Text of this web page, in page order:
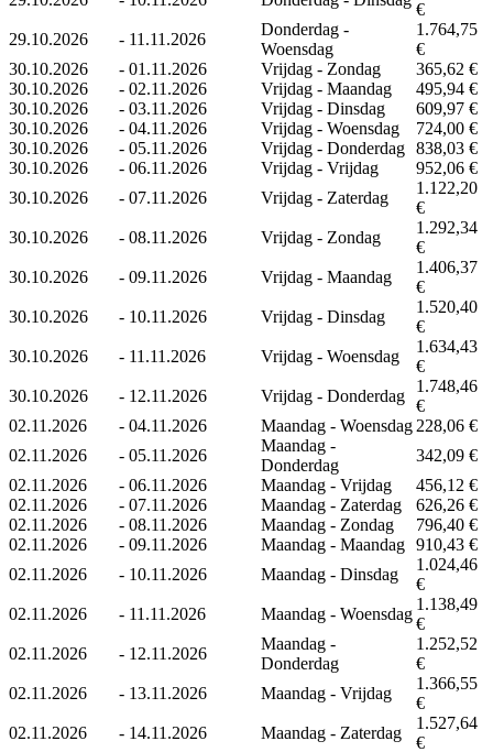
€
29.10.2026
- 11.11.2026
Donderdag -
Woensdag
1.764,75
€
30.10.2026
- 01.11.2026 Vrijdag - Zondag
365,62 €
30.10.2026
- 02.11.2026 Vrijdag - Maandag
495,94 €
30.10.2026
- 03.11.2026 Vrijdag - Dinsdag
609,97 €
30.10.2026
- 04.11.2026 Vrijdag - Woensdag
724,00 €
30.10.2026
- 05.11.2026 Vrijdag - Donderdag 838,03 €
30.10.2026
- 06.11.2026 Vrijdag - Vrijdag
952,06 €
30.10.2026
- 07.11.2026 Vrijdag - Zaterdag
1.122,20
€
30.10.2026
- 08.11.2026 Vrijdag - Zondag
1.292,34
€
30.10.2026
- 09.11.2026 Vrijdag - Maandag
1.406,37
€
30.10.2026
- 10.11.2026 Vrijdag - Dinsdag
1.520,40
€
30.10.2026
- 11.11.2026 Vrijdag - Woensdag
1.634,43
€
30.10.2026
- 12.11.2026 Vrijdag - Donderdag
1.748,46
€
02.11.2026
- 04.11.2026 Maandag - Woensdag 228,06 €
02.11.2026
- 05.11.2026
Maandag -
Donderdag
342,09 €
02.11.2026
- 06.11.2026 Maandag - Vrijdag
456,12 €
02.11.2026
- 07.11.2026 Maandag - Zaterdag
626,26 €
02.11.2026
- 08.11.2026 Maandag - Zondag
796,40 €
02.11.2026
- 09.11.2026 Maandag - Maandag 910,43 €
02.11.2026
- 10.11.2026 Maandag - Dinsdag
1.024,46
€
02.11.2026
- 11.11.2026 Maandag - Woensdag
1.138,49
€
02.11.2026
- 12.11.2026
Maandag -
Donderdag
1.252,52
€
02.11.2026
- 13.11.2026 Maandag - Vrijdag
1.366,55
€
02.11.2026
- 14.11.2026 Maandag - Zaterdag
1.527,64
€